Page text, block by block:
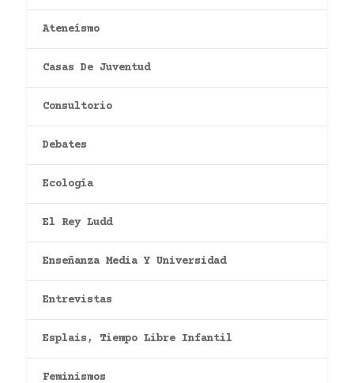
Ateneísmo
Casas De Juventud
Consultorio
Debates
Ecología
El Rey Ludd
Enseñanza Media Y Universidad
Entrevistas
Esplais, Tiempo Libre Infantil
Feminismos